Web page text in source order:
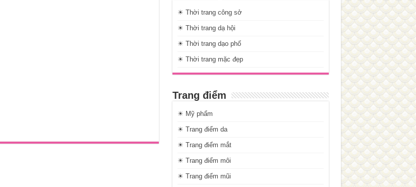
☀ Thời trang công sở
☀ Thời trang dạ hội
☀ Thời trang dạo phố
☀ Thời trang mặc đẹp
Trang điểm
☀ Mỹ phẩm
☀ Trang điểm da
☀ Trang điểm mắt
☀ Trang điểm môi
☀ Trang điểm mũi